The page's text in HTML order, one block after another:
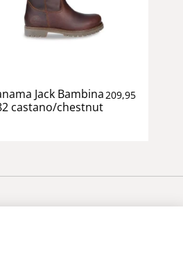
Jack Bambina
castano/chestnut
209,95